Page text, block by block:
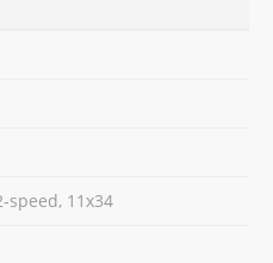
speed, 11x34